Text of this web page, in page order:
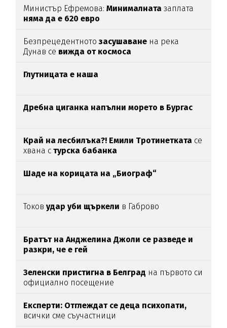
Министър Ефремова:Минималната заплата
няма да е 620 евро
Безпрецедентнотозасушаване на река
Дунав се вижда от космоса
Глутницата е наша
Дребна циганка напълни морето в Бургас
Край на лесбилъка?! Емили Тротинетката се
хвана с турска бабанка
Шаде на корицата на „Биограф“
Токовудар уби щъркели в Габрово
Братът на Анджелина Джоли се разведе и
разкри, че е гей
Зеленски пристигна в Белград на първото си
официално посещение
Експерти: Отглеждат се деца психопати,
всички сме съучастници